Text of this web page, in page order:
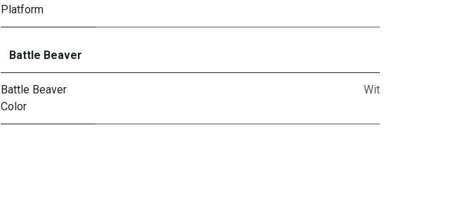
Platform
Battle Beaver
Battle Beaver
Color
Wit